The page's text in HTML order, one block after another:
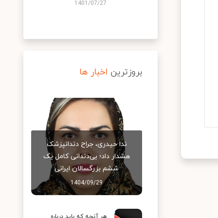
1401/07/27
بروزترین اخبار ها
ندا حیدری، جراح دندانپزشک
هشدار داد؛ بی‌دندانی کامل یک
ششم بزرگسالان ایرانی
1404/09/29